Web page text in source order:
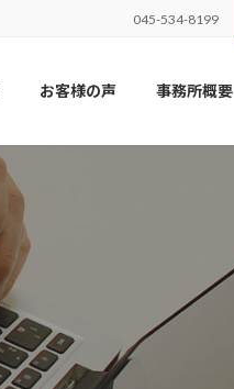
045-534-8199
お客様の声 事務所概要